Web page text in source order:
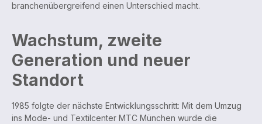
branchenübergreifend einen Unterschied macht.
Wachstum, zweite
Generation und neuer
Standort
1985 folgte der nächste Entwicklungsschritt: Mit dem Umzug
ins Mode- und Textilcenter MTC München wurde die